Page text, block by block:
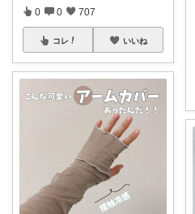
0 0 707
コレ いいね